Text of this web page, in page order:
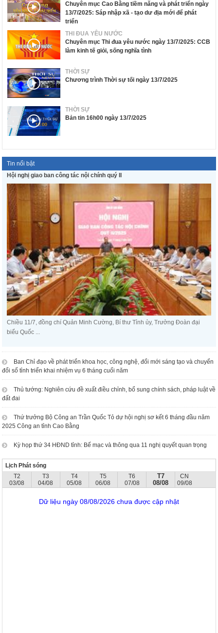
Chuyên mục Cao Bằng tiềm năng và phát triển ngày
13/7/2025: Sáp nhập xã - tạo dư địa mới để phát
triển
THI ĐUA YÊU NƯỚC
Chuyên mục Thi đua yêu nước ngày 13/7/2025: CCB
làm kinh tế giỏi, sống nghĩa tình
THỜI SỰ
Chương trình Thời sự tối ngày 13/7/2025
THỜI SỰ
Bản tin 16h00 ngày 13/7/2025
Tin nổi bật
Hội nghị giao ban công tác nội chính quý II
Chiều 11/7, đồng chí Quản Minh Cường, Bí thư Tỉnh ủy, Trưởng Đoàn đại
biểu Quốc ...
Ban Chỉ đạo về phát triển khoa học, công nghệ, đổi mới sáng tạo và chuyển
đổi số tỉnh triển khai nhiệm vụ 6 tháng cuối năm
Thủ tướng: Nghiên cứu đề xuất điều chỉnh, bổ sung chính sách, pháp luật về
đất đai
Thứ trưởng Bộ Công an Trần Quốc Tỏ dự hội nghị sơ kết 6 tháng đầu năm
2025 Công an tỉnh Cao Bằng
Kỳ họp thứ 34 HĐND tỉnh: Bế mạc và thông qua 11 nghị quyết quan trọng
Lịch Phát sóng
T2
03/08
T3
04/08
T4
05/08
T5
06/08
T6
07/08
T7
08/08
CN
09/08
Dữ liệu ngày 08/08/2026 chưa được cập nhật